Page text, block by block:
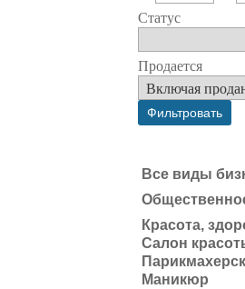
Статус
Продается
Все виды
Красота,
Салон
Маникюр